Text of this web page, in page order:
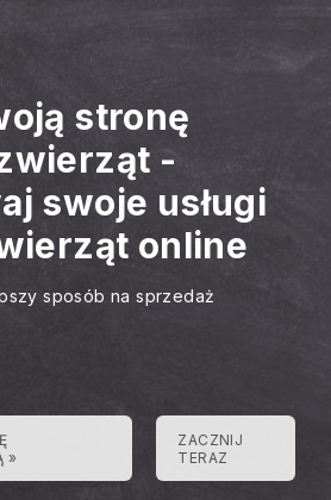
stronę
-
swoje usługi
online
sposób na sprzedaż
»
ZACZNIJ
TERAZ